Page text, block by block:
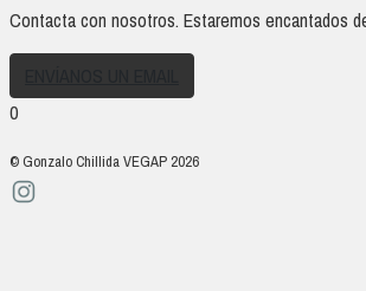
Contacta con nosotros. Estaremos encantados
0
© Gonzalo Chillida VEGAP 2026